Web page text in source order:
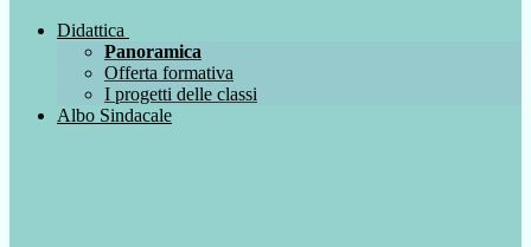
Didattica
Panoramica
Offerta formativa
I progetti delle classi
Albo Sindacale